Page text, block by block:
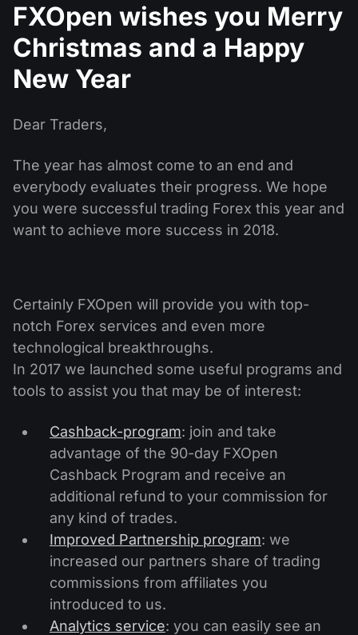
什么是PAMM?
最佳 PAMM 账户排名
交易者工具
推广
商品
股份
ETF
加密货币
交易平台
iOS FXOpen App
Android FXOpen App
外汇VPS
FIX API
经济日历
新闻和分析
股息日历
外汇论坛
帮助中心
什么是CFD交易？
什么是ECN交易？
公司新闻
联系我们
FXOpen wishes you Merry
Christmas and a Happy
New Year
Dear Traders,
The year has almost come to an end and
everybody evaluates their progress. We hope
you were successful trading Forex this year and
want to achieve more success in 2018.
Certainly FXOpen will provide you with top-
notch Forex services and even more
technological breakthroughs.
In 2017 we launched some useful programs and
tools to assist you that may be of interest:
Cashback-program: join and take
advantage of the 90-day FXOpen
Cashback Program and receive an
additional refund to your commission for
any kind of trades.
Improved Partnership program: we
increased our partners share of trading
commissions from affiliates you
introduced to us.
Analytics service: you can easily see an